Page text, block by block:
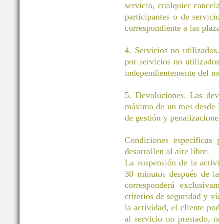
servicio, cualquier
participantes o de
correspondiente a las
4. Servicios no
por servicios no
independientemente del
5. Devoluciones. Las
máximo de un mes
de gestión y
Condiciones
desarrollen al aire libre:
La suspensión de la
30 minutos después de
corresponderá
criterios de seguridad y
la actividad, el cliente
al servicio no prestado,